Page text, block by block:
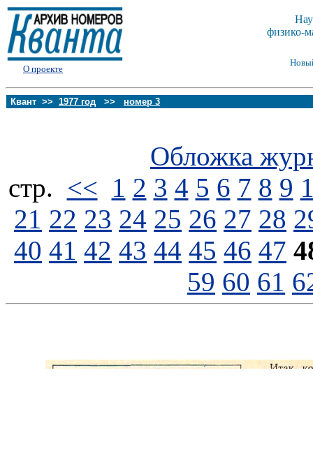
О проекте
физико-
Квант >> 1977 год >> номер 3
Обложка
стp. << 1 2 3 4 5 6 7 8 9
21 22 23 24 25 26 27 28
40 41 42 43 44 45 46 47
59 60 61